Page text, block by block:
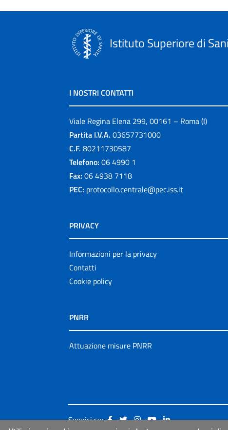
Istituto Superiore di
I NOSTRI CONTATTI
Viale Regina Elena 299, 00161 – Roma (I)
Partita I.V.A. 03657731000
C.F. 80211730587
Telefono: 06 4990 1
Fax: 06 4938 7118
PEC: protocollo.centrale@pec.iss.it
PRIVACY
Informazioni per la privacy
Contatti
Cookie policy
PNRR
Attuazione misure PNRR
Seguici su: